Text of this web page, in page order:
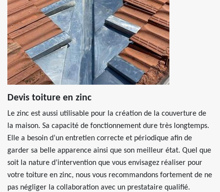
Devis toiture en zinc
Le zinc est aussi utilisable pour la création de la couverture de
la maison. Sa capacité de fonctionnement dure très longtemps.
Elle a besoin d’un entretien correcte et périodique afin de
garder sa belle apparence ainsi que son meilleur état. Quel que
soit la nature d’intervention que vous envisagez réaliser pour
votre toiture en zinc, nous vous recommandons fortement de ne
pas négliger la collaboration avec un prestataire qualifié.